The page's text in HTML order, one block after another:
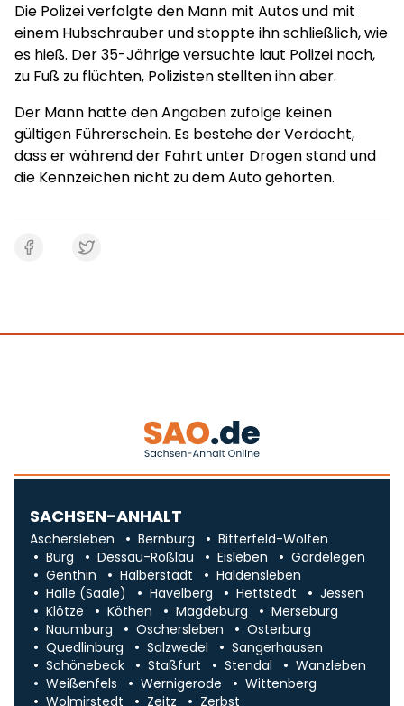
Die Polizei verfolgte den Mann mit Autos und mit
einem Hubschrauber und stoppte ihn schließlich, wie
es hieß. Der 35-Jährige versuchte laut Polizei noch,
zu Fuß zu flüchten, Polizisten stellten ihn aber.
Der Mann hatte den Angaben zufolge keinen
gültigen Führerschein. Es bestehe der Verdacht,
dass er während der Fahrt unter Drogen stand und
die Kennzeichen nicht zu dem Auto gehörten.
SACHSEN-ANHALT
Aschersleben Bernburg
Bitterfeld-Wolfen
Burg
Dessau-Roßlau Eisleben
Gardelegen
Genthin
Halberstadt
Haldensleben
Halle (Saale)
Havelberg Hettstedt
Jessen
Klötze
Köthen Magdeburg
Merseburg
Naumburg
Oschersleben
Osterburg
Quedlinburg
Salzwedel
Sangerhausen
Schönebeck
Staßfurt Stendal
Wanzleben
Weißenfels
Wernigerode
Wittenberg
Wolmirstedt
Zeitz Zerbst